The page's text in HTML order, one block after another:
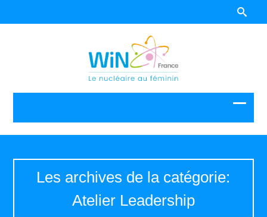
Les archives de la catégorie:
Atelier Leadership